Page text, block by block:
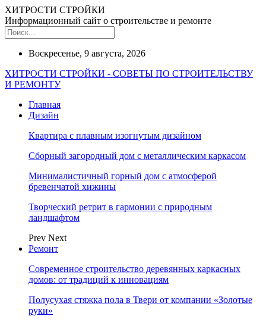
ХИТРОСТИ СТРОЙКИ
Информационный сайт о строительстве и ремонте
Воскресенье, 9 августа, 2026
ХИТРОСТИ СТРОЙКИ - СОВЕТЫ ПО СТРОИТЕЛЬСТВУ
И РЕМОНТУ
Главная
Дизайн
Квартира с плавным изогнутым дизайном
Сборный загородный дом с металлическим каркасом
Минималистичный горный дом с атмосферой
бревенчатой хижины
Творческий ретрит в гармонии с природным
ландшафтом
Prev Next
Ремонт
Современное строительство деревянных каркасных
домов: от традиций к инновациям
Полусухая стяжка пола в Твери от компании «Золотые
руки»